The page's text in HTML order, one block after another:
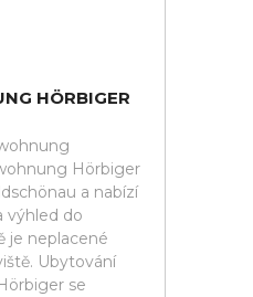
HÖRBIGER
Hörbiger
a nabízí
výhled do
je neplacené
Ubytování
se